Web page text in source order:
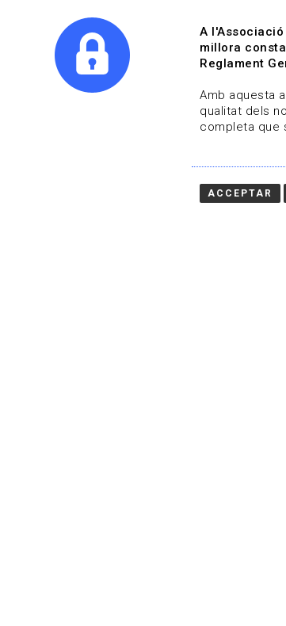
A
millora
Reglament
Amb aquesta
qualitat dels
completa que
ACCEPTAR